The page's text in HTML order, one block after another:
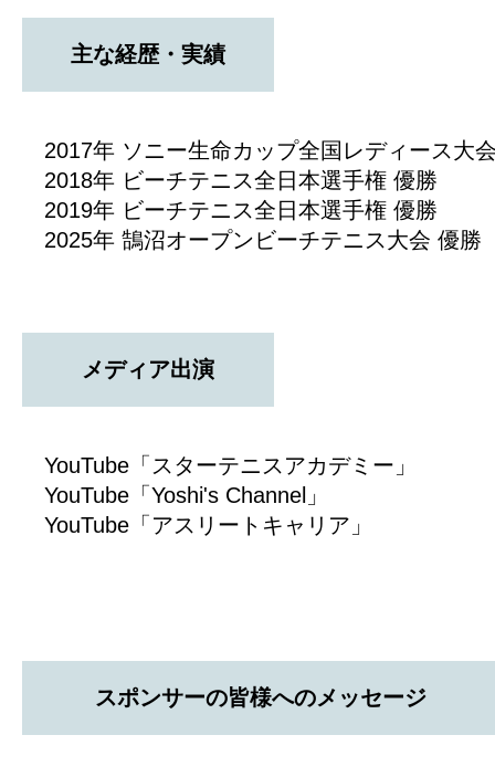
主な経歴・実績
2017年 ソニー生命カップ全国レディース大
2018年 ビーチテニス全日本選手権 優勝
2019年 ビーチテニス全日本選手権 優勝
2025年 鵠沼オープンビーチテニス大会 優勝
メディア出演
YouTube「スターテニスアカデミー」
YouTube「Yoshi's Channel」
YouTube「アスリートキャリア」
スポンサーの皆様へのメッセージ